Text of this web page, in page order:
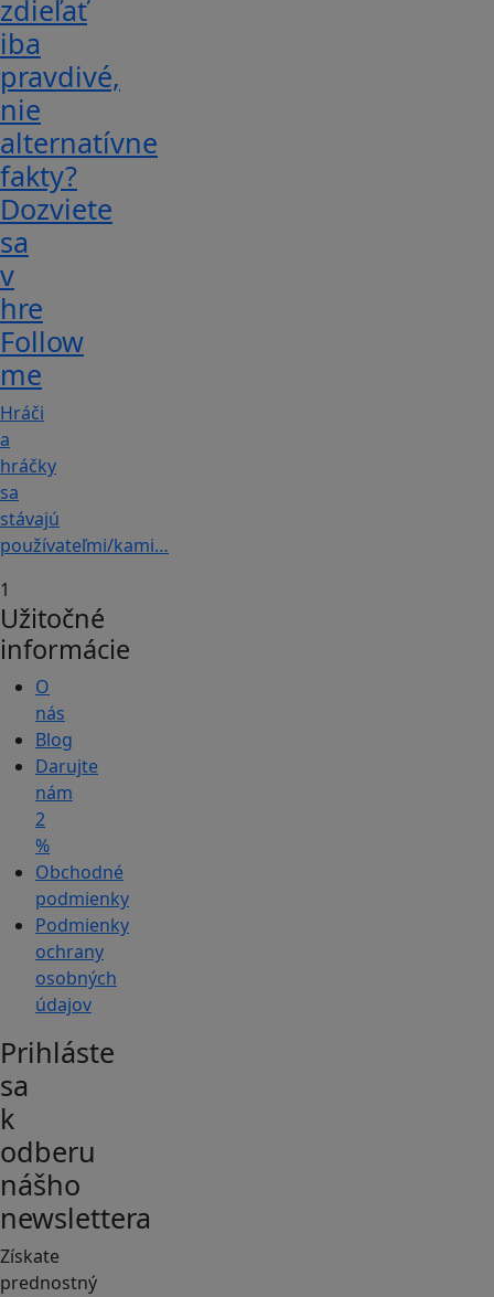
zdieľať
iba
pravdivé,
nie
alternatívne
fakty?
Dozviete
sa
v
hre
Follow
me
Hráči
a
hráčky
sa
stávajú
používateľmi/kami…
1
Užitočné
informácie
O
nás
Blog
Darujte
nám
2
%
Obchodné
podmienky
Podmienky
ochrany
osobných
údajov
Prihláste
sa
k
odberu
nášho
newslettera
Získate
prednostný